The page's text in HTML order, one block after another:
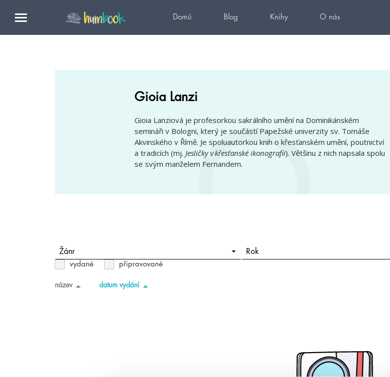
Domů Blog Knihy O nás
Gioia Lanzi
Gioia Lanziová je profesorkou sakrálního umění na Dominikánském
semináři v Bologni, který je součástí Papežské univerzity sv. Tomáše
Akvinského v Římě. Je spoluautorkou knih o křesťanském umění, poutnictví
a tradicích (mj. Jesličky v křesťanské ikonografii). Většinu z nich napsala spolu
se svým manželem Fernandem.
Žánr Rok
vydané připravované
název datum vydání